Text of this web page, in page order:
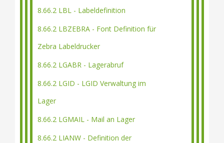
8.66.2 LBL - Labeldefinition
8.66.2 LBZEBRA - Font Definition für
Zebra Labeldrucker
8.66.2 LGABR - Lagerabruf
8.66.2 LGID - LGID Verwaltung im
Lager
8.66.2 LGMAIL - Mail an Lager
8.66.2 LIANW - Definition der